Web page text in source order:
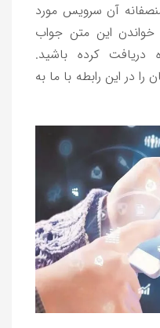
آن سرویس مورد
خواندن این متن جواب
دریافت کرده باشید.
در این رابطه با ما به